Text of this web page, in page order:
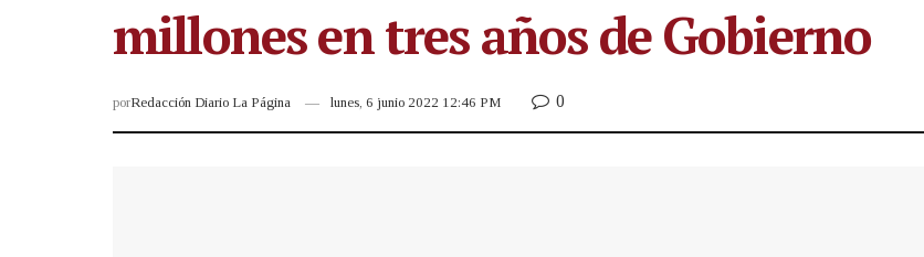
millones en tres años de Gobierno
porRedacción Diario La Página lunes, 6 junio 2022 12:46 PM 0